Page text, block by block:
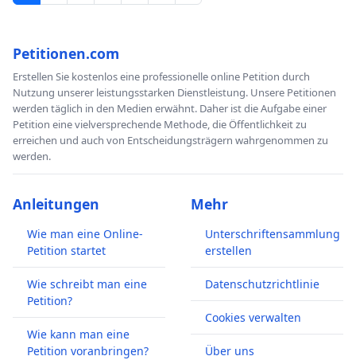
Petitionen.com
Erstellen Sie kostenlos eine professionelle online Petition durch
Nutzung unserer leistungsstarken Dienstleistung. Unsere Petitionen
werden täglich in den Medien erwähnt. Daher ist die Aufgabe einer
Petition eine vielversprechende Methode, die Öffentlichkeit zu
erreichen und auch von Entscheidungsträgern wahrgenommen zu
werden.
Anleitungen
Wie man eine Online-
Petition startet
Wie schreibt man eine
Petition?
Wie kann man eine
Petition voranbringen?
Mehr
Unterschriftensammlung
erstellen
Datenschutzrichtlinie
Cookies verwalten
Über uns